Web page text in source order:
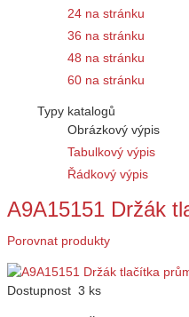
24 na stránku
36 na stránku
48 na stránku
60 na stránku
Typy katalogů
Obrázkový výpis
Tabulkový výpis
Řádkový výpis
A9A15151 Držák
Porovnat produkty
Dostupnost 3 ks